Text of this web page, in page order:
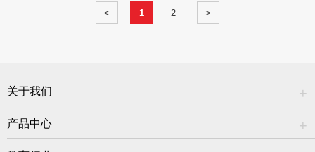
< 1 2 >
关于我们
产品中心